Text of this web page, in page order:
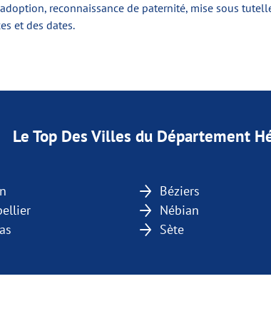
reconnaissance de paternité, mise sous
et des dates.
Le Top Des Villes du Département
Béziers
Nébian
Sète